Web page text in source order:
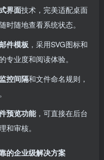
界面技术，完美适配桌面
时随地查看系统状态。
件模板 ，采用SVG图标和
专业度和阅读体验。
控间隔和文件命名规则，
预览功能，可直接在后台
和审核。
的企业级解决方案